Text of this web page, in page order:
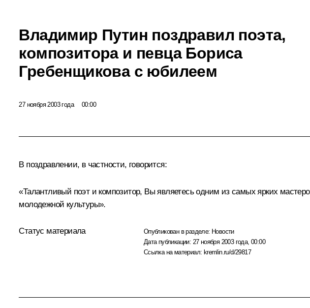
Владимир Путин поздравил поэта,
композитора и певца Бориса
Гребенщикова с юбилеем
27 ноября 2003 года 00:00
В поздравлении, в частности, говорится:
«Талантливый поэт и композитор, Вы являетесь одним из самых ярких
молодежной культуры».
Статус материала Опубликован в разделе: Новости
Дата публикации: 27 ноября 2003 года, 00:00
Ссылка на материал: kremlin.ru/d/29817